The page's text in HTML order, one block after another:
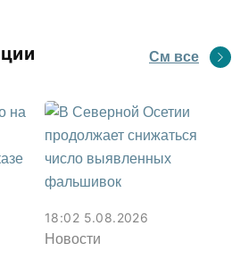
См все
18:02 5.08.2026
Новости